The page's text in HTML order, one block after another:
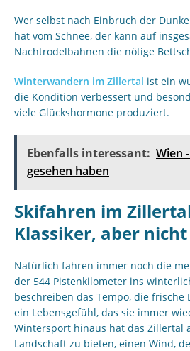
Wer selbst nach Einbruch der
hat vom Schnee, der kann auf
Nachtrodelbahnen die nötige
Winterwandern im Zillertal ist ein
die Kondition verbessert und
viele Glückshormone produziert.
Ebenfalls interessant: Wien
gesehen haben
Skifahren im
Klassiker, aber
Natürlich fahren immer noch die
der 544 Pistenkilometer ins
beschreiben das Tempo, die
ein Lebensgefühl, das sie immer
Wintersport hinaus hat das Zillertal
Landschaft zu bieten, einen Wind,